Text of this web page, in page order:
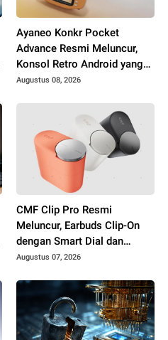
Ayaneo Konkr Pocket
Advance Resmi Meluncur,
Konsol Retro Android yang
Bisa Emulasi Game PS2
Augustus 08, 2026
CMF Clip Pro Resmi
Meluncur, Earbuds Clip-On
dengan Smart Dial dan
Baterai Hingga 10 Jam
Augustus 07, 2026